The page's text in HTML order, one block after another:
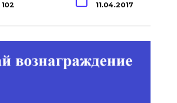
102 11.04.2017